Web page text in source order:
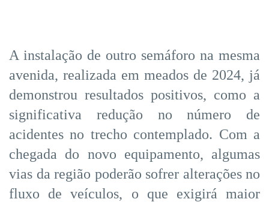
A instalação de outro semáforo na mesma
avenida, realizada em meados de 2024, já
demonstrou resultados positivos, como a
significativa redução no número de
acidentes no trecho contemplado. Com a
chegada do novo equipamento, algumas
vias da região poderão sofrer alterações no
fluxo de veículos, o que exigirá maior